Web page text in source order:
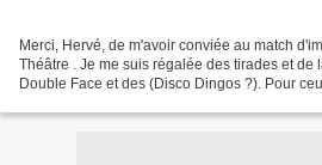
Merci, Hervé, de m'avoir conviée au match
Théâtre . Je me suis régalée des tirades et de
Double Face et des (Disco Dingos ?). Pour